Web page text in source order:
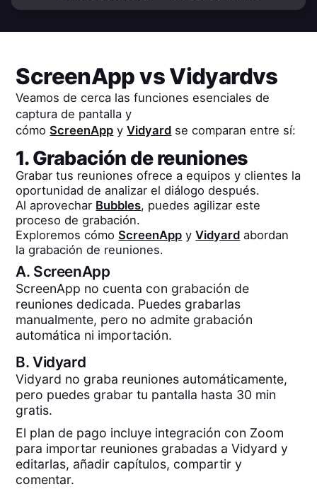
ScreenAppvsVidyardvs
Veamos de cerca las funciones esenciales de
captura de pantalla y
cómoScreenApp yVidyard se comparan entre sí:
1. Grabación de reuniones
Grabar tus reuniones ofrece a equipos y clientes la
oportunidad de analizar el diálogo después.
Al aprovechar Bubbles, puedes agilizar este
proceso de grabación.
Exploremos cómoScreenApp yVidyard abordan
la grabación de reuniones.
A. ScreenApp
ScreenApp no cuenta con grabación de
reuniones dedicada. Puedes grabarlas
manualmente, pero no admite grabación
automática ni importación.
B.Vidyard
Vidyard no graba reuniones automáticamente,
pero puedes grabar tu pantalla hasta 30 min
gratis.
El plan de pago incluye integración con Zoom
para importar reuniones grabadas a Vidyard y
editarlas, añadir capítulos, compartir y
comentar.